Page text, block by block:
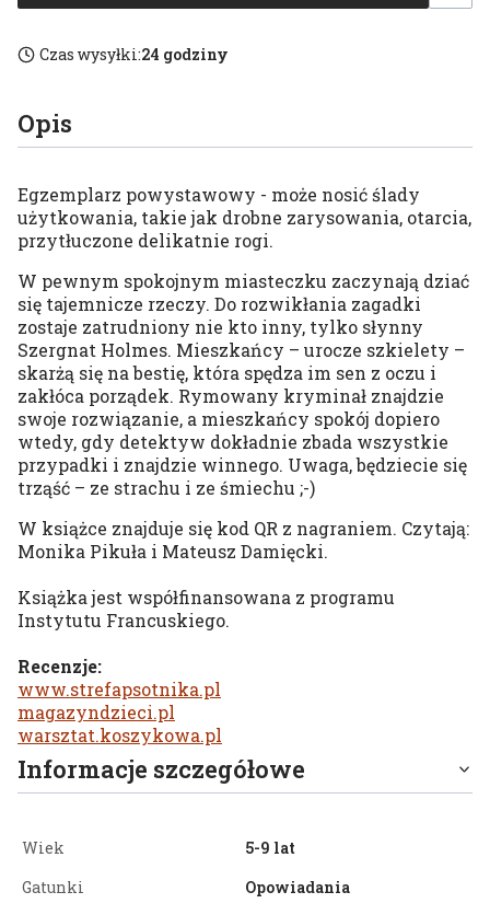
Czas wysyłki:24 godziny
Opis
Egzemplarz powystawowy - może nosić ślady
użytkowania, takie jak drobne zarysowania, otarcia,
przytłuczone delikatnie rogi.
W pewnym spokojnym miasteczku zaczynają dziać
się tajemnicze rzeczy. Do rozwikłania zagadki
zostaje zatrudniony nie kto inny, tylko słynny
Szergnat Holmes. Mieszkańcy – urocze szkielety –
skarżą się na bestię, która spędza im sen z oczu i
zakłóca porządek. Rymowany kryminał znajdzie
swoje rozwiązanie, a mieszkańcy spokój dopiero
wtedy, gdy detektyw dokładnie zbada wszystkie
przypadki i znajdzie winnego. Uwaga, będziecie się
trząść – ze strachu i ze śmiechu ;-)
W książce znajduje się kod QR z nagraniem. Czytają:
Monika Pikuła i Mateusz Damięcki.
Książka jest współfinansowana z programu
Instytutu Francuskiego.
Recenzje:
www.strefapsotnika.pl
magazyndzieci.pl
warsztat.koszykowa.pl
Informacje szczegółowe
Wiek
5-9 lat
Gatunki
Opowiadania